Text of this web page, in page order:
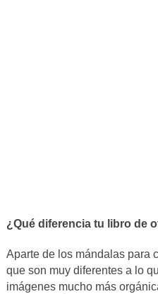
¿Qué diferencia tu libro de
Aparte de los mándalas para
que son muy diferentes a lo
imágenes mucho más